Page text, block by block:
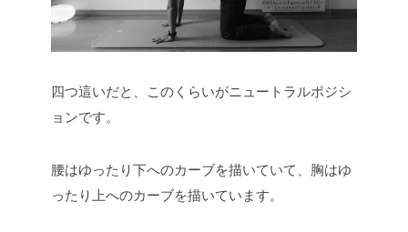
四つ這いだと、このくらいがニュートラルポジシ
ョンです。
腰はゆったり下へのカーブを描いていて、胸はゆ
ったり上へのカーブを描いています。